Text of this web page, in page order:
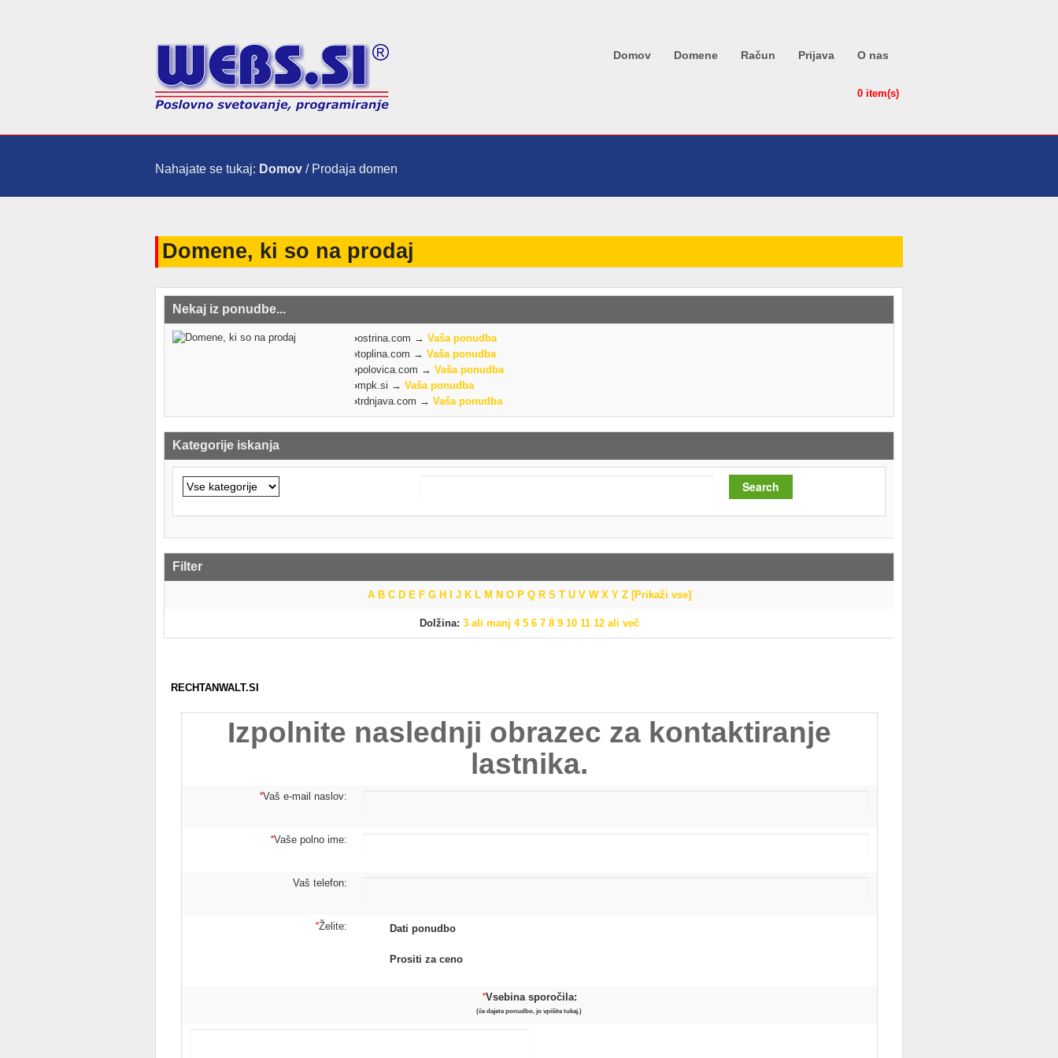
Domov Domene Račun Prijava O nas
0 item(s)
Nahajate se tukaj: Domov / Prodaja domen
Domene, ki so na prodaj
Nekaj iz ponudbe...
›ostrina.com → Vaša ponudba
›toplina.com → Vaša ponudba
›polovica.com → Vaša ponudba
›mpk.si → Vaša ponudba
›trdnjava.com → Vaša ponudba
Kategorije iskanja
Filter
A B C D E F G H J K L M N O P Q R S T U V W X Y Z [Prikaži vse]
Dolžina: 3 ali manj 4 5 6 7 8 9 10 11 12 ali več
RECHTANWALT.SI
Izpolnite naslednji obrazec za kontaktiranje
lastnika.
*Vaš e-mail naslov:
*Vaše polno ime:
Vaš telefon:
*Želite: Dati ponudbo
Prositi za ceno
*Vsebina sporočila:
(če dajete ponudbo, jo vpišite tukaj.)